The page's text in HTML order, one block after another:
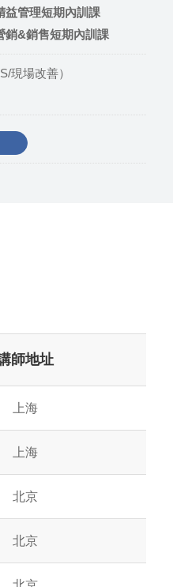
益管理短期內訓課
銷&銷售短期內訓課
現場改善）
師地址
上海
上海
北京
北京